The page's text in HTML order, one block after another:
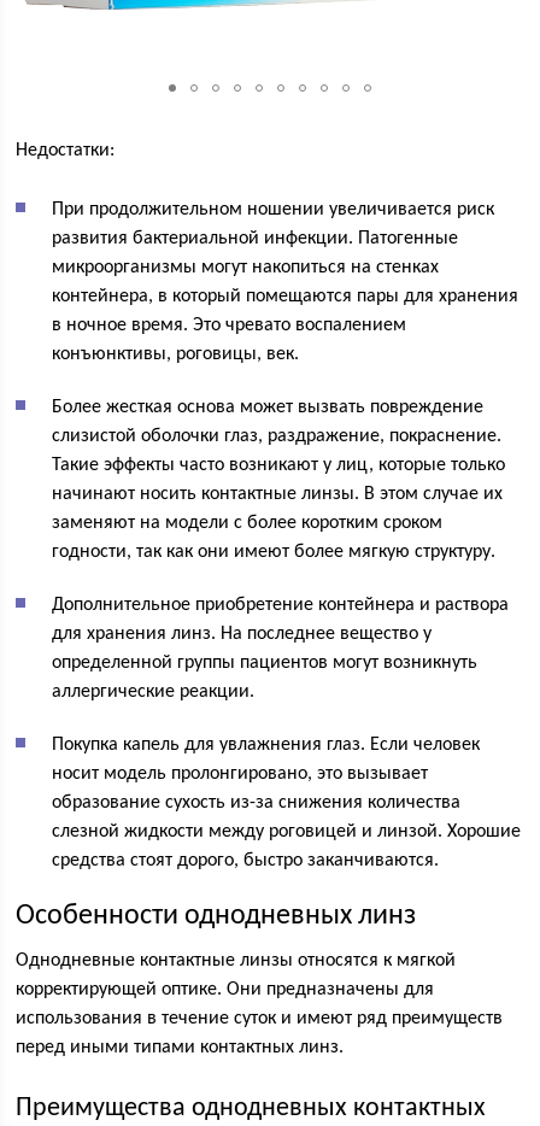
Недостатки:
При продолжительном ношении увеличивается риск
развития бактериальной инфекции. Патогенные
микроорганизмы могут накопиться на стенках
контейнера, в который помещаются пары для хранения
в ночное время. Это чревато воспалением
конъюнктивы, роговицы, век.
Более жесткая основа может вызвать повреждение
слизистой оболочки глаз, раздражение, покраснение.
Такие эффекты часто возникают у лиц, которые только
начинают носить контактные линзы. В этом случае их
заменяют на модели с более коротким сроком
годности, так как они имеют более мягкую структуру.
Дополнительное приобретение контейнера и раствора
для хранения линз. На последнее вещество у
определенной группы пациентов могут возникнуть
аллергические реакции.
Покупка капель для увлажнения глаз. Если человек
носит модель пролонгировано, это вызывает
образование сухость из-за снижения количества
слезной жидкости между роговицей и линзой. Хорошие
средства стоят дорого, быстро заканчиваются.
Особенности однодневных линз
Однодневные контактные линзы относятся к мягкой
корректирующей оптике. Они предназначены для
использования в течение суток и имеют ряд преимуществ
перед иными типами контактных линз.
Преимущества однодневных контактных